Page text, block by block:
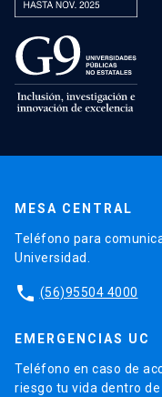
MESA CENTRAL
Teléfono para
Universidad.
phone (56)95504 4000
EMERGENCIAS UC
Teléfono en caso de
riesgo tu vida dentro